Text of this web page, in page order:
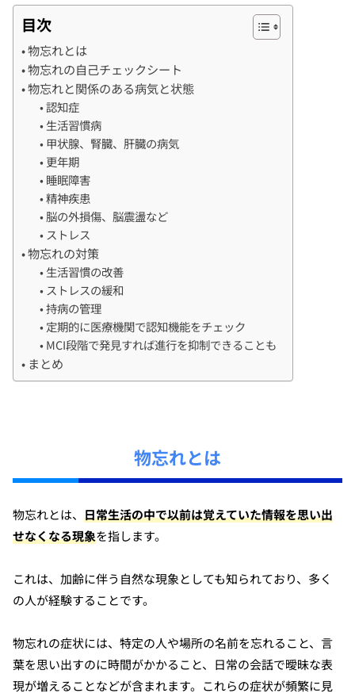
目次
物忘れとは
物忘れの自己チェックシート
物忘れと関係のある病気と状態
認知症
生活習慣病
甲状腺、腎臓、肝臓の病気
更年期
睡眠障害
精神疾患
脳の外損傷、脳震盪など
ストレス
物忘れの対策
生活習慣の改善
ストレスの緩和
持病の管理
定期的に医療機関で認知機能をチェック
MCI段階で発見すれば進行を抑制できることも
まとめ
物忘れとは
物忘れとは、 日常生活の中で以前は覚えていた情報を思い出
せなくなる現象を指します。
これは、加齢に伴う自然な現象としても知られており、多く
の人が経験することです。
物忘れの症状には、特定の人や場所の名前を忘れること、言
葉を思い出すのに時間がかかること、日常の会話で曖昧な表
現が増えることなどが含まれます。これらの症状が頻繁に見